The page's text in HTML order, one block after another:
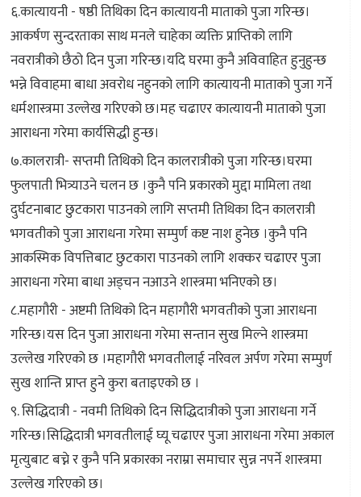
६.कात्यायनी - षष्ठी तिथिका दिन कात्यायनी माताको पुजा गरिन्छ।
आकर्षण सुन्दरताका साथ मनले चाहेका व्यक्ति प्राप्तिको लागि
नवरात्रीको छैठो दिन पुजा गरिन्छ।यदि घरमा कुनै अविवाहित हुनुहुन्छ
भन्ने विवाहमा बाधा अवरोध नहुनको लागि कात्यायनी माताको पुजा गर्ने
धर्मशास्त्रमा उल्लेख गरिएको छ।मह चढाएर कात्यायनी माताको पुजा
आराधना गरेमा कार्यसिद्धी हुन्छ।
७.कालरात्री- सप्तमी तिथिको दिन कालरात्रीको पुजा गरिन्छ।घरमा
फुलपाती भित्र्याउने चलन छ ।कुनै पनि प्रकारको मुद्दा मामिला तथा
दुर्घटनाबाट छुटकारा पाउनको लागि सप्तमी तिथिका दिन कालरात्री
भगवतीको पुजा आराधना गरेमा सम्पुर्ण कष्ट नाश हुनेछ ।कुनै पनि
आकस्मिक विपत्तिबाट छुटकारा पाउनको लागि शक्कर चढाएर पुजा
आराधना गरेमा बाधा अड्चन नआउने शास्त्रमा भनिएको छ।
८.महागौरी - अष्टमी तिथिको दिन महागौरी भगवतीको पुजा आराधना
गरिन्छ।यस दिन पुजा आराधना गरेमा सन्तान सुख मिल्ने शास्त्रमा
उल्लेख गरिएको छ ।महागौरी भगवतीलाई नरिवल अर्पण गरेमा सम्पुर्ण
सुख शान्ति प्राप्त हुने कुरा बताइएको छ ।
९. सिद्धिदात्री - नवमी तिथिको दिन सिद्धिदात्रीको पुजा आराधना गर्ने
गरिन्छ।सिद्धिदात्री भगवतीलाई घ्यू चढाएर पुजा आराधना गरेमा अकाल
मृत्युबाट बच्ने र कुनै पनि प्रकारका नराम्रा समाचार सुन्न नपर्ने शास्त्रमा
उल्लेख गरिएको छ।